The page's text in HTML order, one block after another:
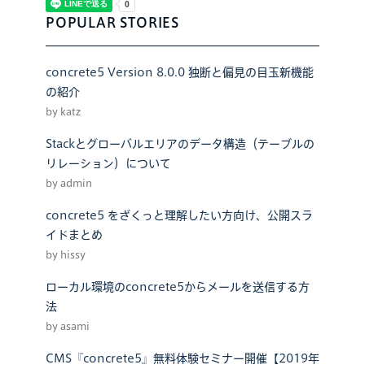
POPULAR STORIES
concrete5 Version 8.0.0 独断と偏見の目玉新機能
の紹介
by katz
Stackとグローバルエリアのデータ構造（テーブルの
リレーション）について
by admin
concrete5 をざくっと理解したい方向け、公開スラ
イドまとめ
by hissy
ローカル環境のconcrete5からメールを送信する方
法
by asami
CMS『concrete5』無料体験セミナー開催【2019年